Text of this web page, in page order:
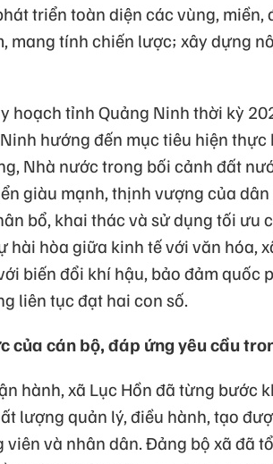
triển toàn diện các vùng, miền,
mang tính chiến lược; xây dựng
hoạch tỉnh Quảng Ninh thời kỳ
hướng đến mục tiêu hiện
Nhà nước trong bối cảnh đất
giàu mạnh, thịnh vượng của
bổ, khai thác và sử dụng tối ưu
hài hòa giữa kinh tế với văn hóa,
biến đổi khí hậu, bảo đảm quốc
liên tục đạt hai con số.
của cán bộ, đáp ứng yêu cầu
hành, xã Lục Hồn đã từng bước
lượng quản lý, điều hành, tạo
viên và nhân dân. Đảng bộ xã đã